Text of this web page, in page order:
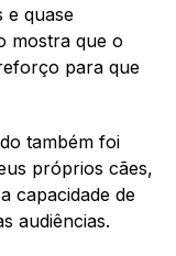
e quase
mostra que o
para que
também foi
próprios cães,
capacidade de
audiências.